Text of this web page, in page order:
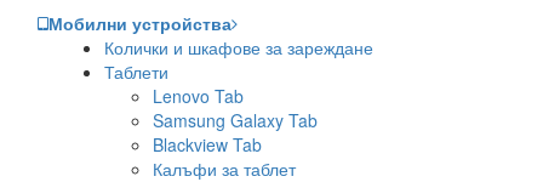
Мобилни устройства
Колички и шкафове за зареждане
Таблети
Lenovo Tab
Samsung Galaxy Tab
Blackview Tab
Калъфи за таблет